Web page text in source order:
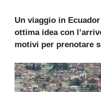
Un viaggio in
ottima idea con
motivi per prenotare